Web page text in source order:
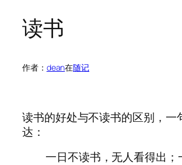
读书
作者： dean在随记
读书的好处与不读书的区别，一
达：
一日不读书，无人看得出；